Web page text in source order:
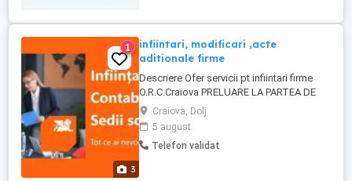
3
1
infiintari, modificari ,acte
aditionale firme
Descriere Ofer servicii pt infiintari firme
O.R.C.Craiova PRELUARE LA PARTEA DE
EVIDENTA CONTABILA! Necesar
documente: Copie act de identitate
Asociat(i) Copie act de identitate
Administrator(i) Trei variante de denumire
Craiova, Dolj
5 august
Telefon validat